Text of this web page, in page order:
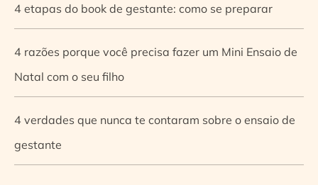
4 etapas do book de gestante: como se preparar
4 razões porque você precisa fazer um Mini Ensaio de
Natal com o seu filho
4 verdades que nunca te contaram sobre o ensaio de
gestante